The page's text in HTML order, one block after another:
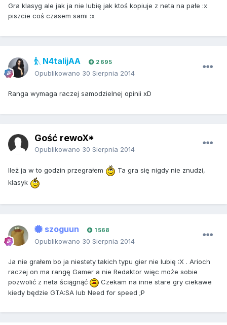
Gra klasyg ale jak ja nie lubię jak ktoś kopiuje z neta na pałe :x
piszcie coś czasem sami :x
N4talijAA 2 695
Opublikowano 30 Sierpnia 2014
Ranga wymaga raczej samodzielnej opinii xD
Gość rewoX*
Opublikowano 30 Sierpnia 2014
Ileż ja w to godzin przegrałem
Ta gra się nigdy nie znudzi,
klasyk
szoguun 1 568
Opublikowano 30 Sierpnia 2014
Ja nie grałem bo ja niestety takich typu gier nie lubię :X . Arioch
raczej on ma rangę Gamer a nie Redaktor więc może sobie
pozwolić z neta ściągnąć
Czekam na inne stare gry ciekawe
kiedy będzie GTA:SA lub Need for speed ;P